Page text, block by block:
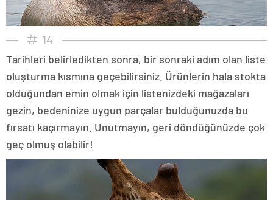
14
Tarihleri belirledikten sonra, bir sonraki adım olan liste
oluşturma kısmına geçebilirsiniz. Ürünlerin hala stokta
olduğundan emin olmak için listenizdeki mağazaları
gezin, bedeninize uygun parçalar bulduğunuzda bu
fırsatı kaçırmayın. Unutmayın, geri döndüğünüzde çok
geç olmuş olabilir!